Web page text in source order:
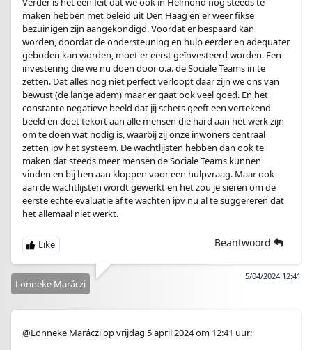
maken hebben met beleid uit Den Haag en er weer fikse
bezuinigen zijn aangekondigd. Voordat er bespaard kan
worden, doordat de ondersteuning en hulp eerder en adequater
geboden kan worden, moet er eerst geïnvesteerd worden. Een
investering die we nu doen door o.a. de Sociale Teams in te
zetten. Dat alles nog niet perfect verloopt daar zijn we ons van
bewust (de lange adem) maar er gaat ook veel goed. En het
constante negatieve beeld dat jij schets geeft een vertekend
beeld en doet tekort aan alle mensen die hard aan het werk zijn
om te doen wat nodig is, waarbij zij onze inwoners centraal
zetten ipv het systeem. De wachtlijsten hebben dan ook te
maken dat steeds meer mensen de Sociale Teams kunnen
vinden en bij hen aan kloppen voor een hulpvraag. Maar ook
aan de wachtlijsten wordt gewerkt en het zou je sieren om de
eerste echte evaluatie af te wachten ipv nu al te suggereren dat
het allemaal niet werkt.
Beantwoord
5/04/2024 12:41
Lonneke Maráczi
@Lonneke Maráczi op vrijdag 5 april 2024 om 12:41 uur: